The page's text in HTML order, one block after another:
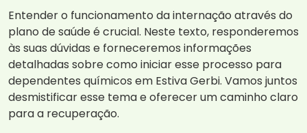
Entender o funcionamento da internação através do
plano de saúde é crucial. Neste texto, responderemos
às suas dúvidas e forneceremos informações
detalhadas sobre como iniciar esse processo para
dependentes químicos em Estiva Gerbi. Vamos juntos
desmistificar esse tema e oferecer um caminho claro
para a recuperação.